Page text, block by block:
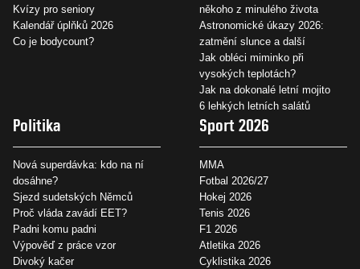
Kvízy pro seniory
Kalendář úplňků 2026
Co je bodycount?
někoho z minulého života
Astronomické úkazy 2026:
zatmění slunce a další
Jak obléci miminko při
vysokých teplotách?
Jak na dokonalé letní mojito
6 lehkých letních salátů
Politika
Nová superdávka: kdo na ní
dosáhne?
Sjezd sudetských Němců
Proč vláda zavádí EET?
Padni komu padni
Výpověď z práce vzor
Divoký kačer
Sport 2026
MMA
Fotbal 2026/27
Hokej 2026
Tenis 2026
F1 2026
Atletika 2026
Cyklistika 2026